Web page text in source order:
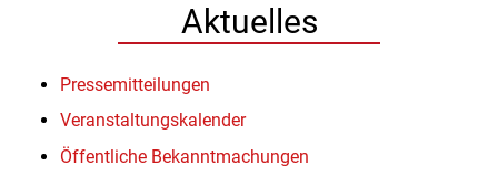
Aktuelles
Pressemitteilungen
Veranstaltungskalender
Öffentliche Bekanntmachungen